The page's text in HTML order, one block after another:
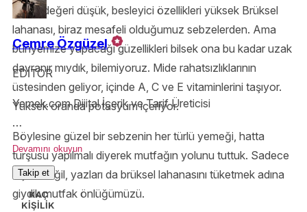
Kalori değeri düşük, besleyici özellikleri yüksek Brüksel
lahanası, biraz mesafeli olduğumuz sebzelerden. Ama
bünyemize yapacağı güzellikleri bilsek ona bu kadar uzak
davranır mıydık, bilemiyoruz. Mide rahatsızlıklarının
üstesinden geliyor, içinde A, C ve E vitaminlerini taşıyor.
Yüksek oranda potasyum içeriyor.
Böylesine güzel bir sebzenin her türlü yemeği, hatta
turşusu yapılmalı diyerek mutfağın yolunu tuttuk. Sadece
kışları değil, yazları da brüksel lahanasını tüketmek adına
giydik mutfak önlüğümüzü.
Cemre Özgüzel
EDİTOR
Yemek.com Dijital İçerik ve Tarif Üreticisi
Boyum ocağa yetişmeden yemek yapmaya başlamışım.
Hala yetişmiyor.
Devamını okuyun
Takip et
KAÇ
KİŞİLİK